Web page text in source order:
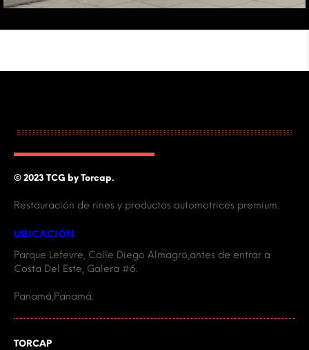
© 2023 TCG by Torcap.
Restauración de rines y productos automotrices premium.
UBICACIÓN
Parque Lefevre, Calle Diego Almagro,antes de entrar a
Costa Del Este, Galera #6.
Panamá,Panamá.
TORCAP